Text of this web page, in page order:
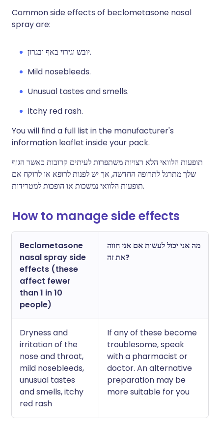
Common side effects of beclometasone nasal
spray are:
יובש וגירוי באף ובגרון.
Mild nosebleeds.
Unusual tastes and smells.
Itchy red rash.
You will find a full list in the manufacturer's
information leaflet inside your pack.
תופעות הלוואי הלא רצויות משתפרות לעיתים קרובות כאשר הגוף
שלך מתרגל לתרופה החדשה, אך יש לפנות לרופא או לרוקח אם
תופעות הלוואי נמשכות או הופכות למטרידות.
How to manage side effects
Beclometasone
nasal spray side
effects (these
affect fewer
than 1 in 10
people)
מה אני יכול לעשות אם אני חווה
את זה?
Dryness and
irritation of the
nose and throat,
mild nosebleeds,
unusual tastes
and smells, itchy
red rash
If any of these become
troublesome, speak
with a pharmacist or
doctor. An alternative
preparation may be
more suitable for you